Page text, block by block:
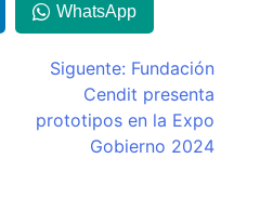
WhatsApp
Siguente: Fundación
Cendit presenta
prototipos en la Expo
Gobierno 2024